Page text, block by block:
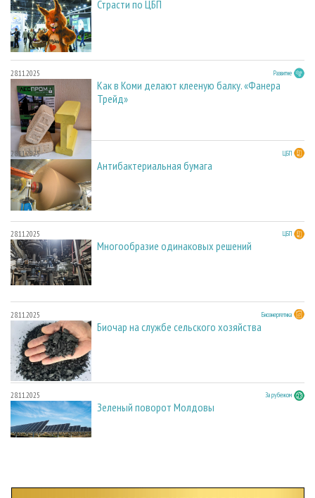
Страсти по ЦБП
28.11.2025 Развитие
Как в Коми делают клееную балку. «Фанера
Трейд»
28.11.2025 ЦБП
Антибактериальная бумага
28.11.2025 ЦБП
Многообразие одинаковых решений
28.11.2025 Биоэнергетика
Биочар на службе сельского хозяйства
28.11.2025 За рубежом
Зеленый поворот Молдовы